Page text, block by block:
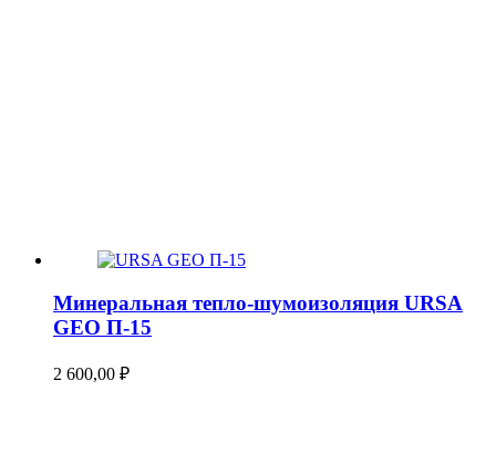
Минеральная тепло-шумоизоляция URSA
GEO П-15
2 600,00 ₽